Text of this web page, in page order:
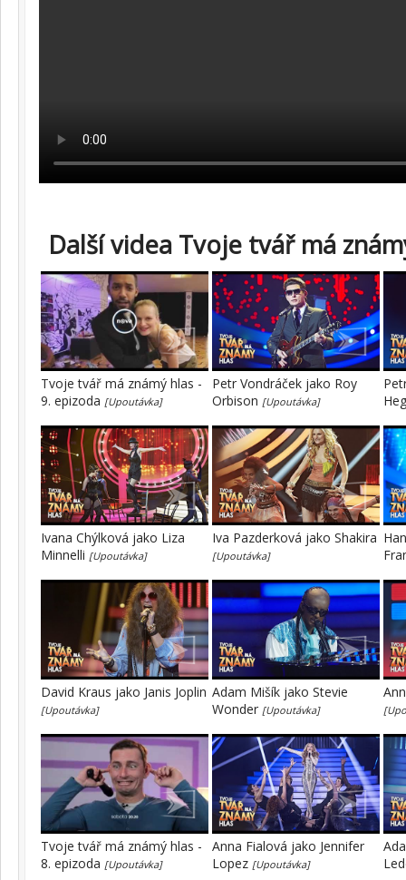
Další videa Tvoje tvář má
Tvoje tvář má známý hlas -
9. epizoda [Upoutávka]
Petr Vondráček jako Roy
Orbison [Upoutávka]
Ivana Chýlková jako Liza
Minnelli [Upoutávka]
Iva Pazderková jako Shakira
[Upoutávka]
David Kraus jako Janis Joplin
[Upoutávka]
Adam Mišík jako Stevie
Wonder [Upoutávka]
Tvoje tvář má známý hlas -
8. epizoda [Upoutávka]
Anna Fialová jako Jennifer
Lopez [Upoutávka]